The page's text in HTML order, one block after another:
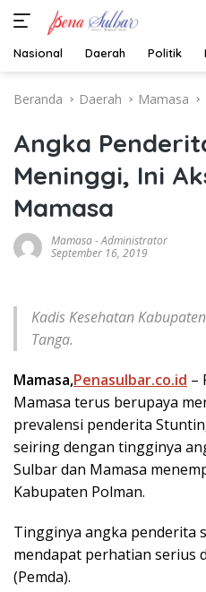
Nasional Daerah Politik
Beranda Daerah Mamasa
Angka
Meninggi, Ini
Mamasa
Mamasa-Administrator
September 16, 2019
Kadis Kesehatan
Tanga.
Mamasa,Penasulbar.co.id –
Mamasa terus berupaya
prevalensi penderita
seiring dengan tingginya
Sulbar dan Mamasa
Kabupaten Polman.
Tingginya angka penderita
mendapat perhatian serius
(Pemda).